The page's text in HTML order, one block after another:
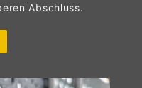
Abschluss.